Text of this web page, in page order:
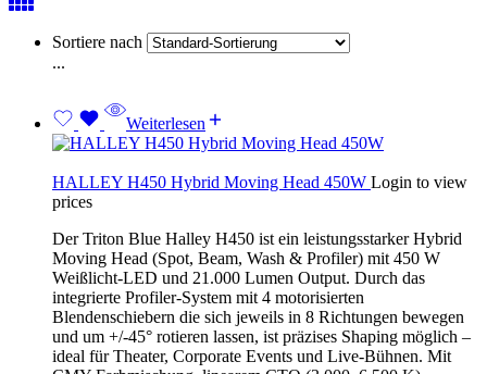
Sortiere nach
...
Weiterlesen
HALLEY H450 Hybrid Moving Head 450W Login to view
prices
Der Triton Blue Halley H450 ist ein leistungsstarker Hybrid
Moving Head (Spot, Beam, Wash & Profiler) mit 450 W
Weißlicht-LED und 21.000 Lumen Output. Durch das
integrierte Profiler-System mit 4 motorisierten
Blendenschiebern die sich jeweils in 8 Richtungen bewegen
und um +/-45° rotieren lassen, ist präzises Shaping möglich –
ideal für Theater, Corporate Events und Live-Bühnen. Mit